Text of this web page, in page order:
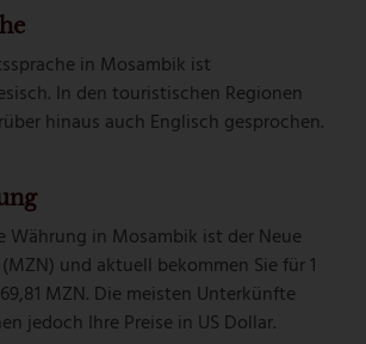
in Mosambik ist
In den touristischen Regionen
hinaus auch Englisch gesprochen.
Währung in Mosambik ist derNeue
(MZN) und aktuell bekommen Sie für 1
69,81 MZN. Die meisten Unterkünfte
jedoch Ihre Preise in US Dollar.